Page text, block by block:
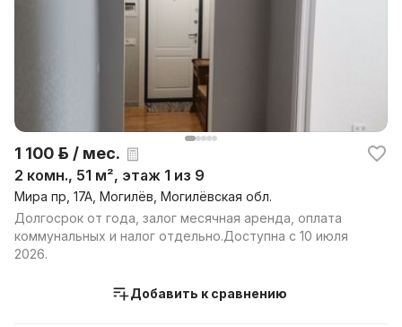
1 100 р. / мес.
2 комн., 51 м², этаж 1 из 9
Мира пр, 17А, Могилёв, Могилёвская обл.
Долгосрок от года, залог месячная аренда, оплата
коммунальных и налог отдельно.Доступна с 10 июля
2026.
Добавить к сравнению